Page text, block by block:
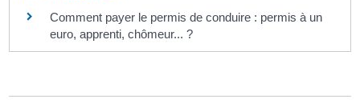
Comment payer le permis de conduire : permis à un
euro, apprenti, chômeur... ?